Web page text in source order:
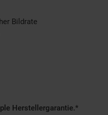
Bildrate
Herstellergarantie.*